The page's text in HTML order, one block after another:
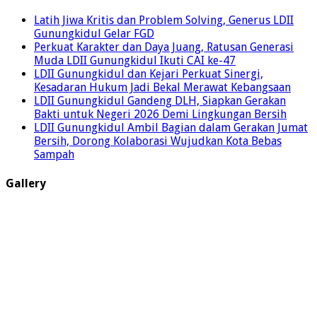
Latih Jiwa Kritis dan Problem Solving, Generus LDII
Gunungkidul Gelar FGD
Perkuat Karakter dan Daya Juang, Ratusan Generasi
Muda LDII Gunungkidul Ikuti CAI ke-47
LDII Gunungkidul dan Kejari Perkuat Sinergi,
Kesadaran Hukum Jadi Bekal Merawat Kebangsaan
LDII Gunungkidul Gandeng DLH, Siapkan Gerakan
Bakti untuk Negeri 2026 Demi Lingkungan Bersih
LDII Gunungkidul Ambil Bagian dalam Gerakan Jumat
Bersih, Dorong Kolaborasi Wujudkan Kota Bebas
Sampah
Gallery